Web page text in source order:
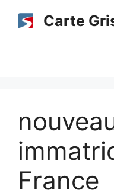
Carte
France